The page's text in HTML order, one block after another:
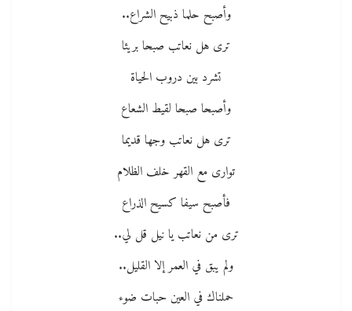
وأصبح حلما ذبيح الشراع..
ترى هل نعاتب صبحا بريئا
تشرد بين دروب الحياة
وأصبحا صبحا لقيط الشعاع
ترى هل نعاتب وجها قديما
توارى مع القهر خلف الظلام
فأصبح سيفا كسيح الذراع
ترى من نعاتب يا نيل قل لي..
ولم يبق في العمر إلا القليل..
حملناك في العين حبات ضوء